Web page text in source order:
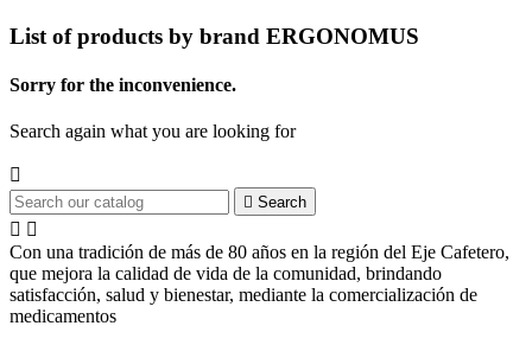
List of products by brand ERGONOMUS
Sorry for the inconvenience.
Search again what you are looking for

 Search
 
Con una tradición de más de 80 años en la región del Eje Cafetero,
que mejora la calidad de vida de la comunidad, brindando
satisfacción, salud y bienestar, mediante la comercialización de
medicamentos